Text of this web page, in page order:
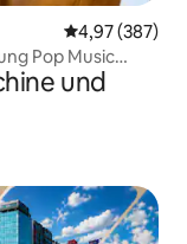
4,97 (387)
Pop Music
Hanshin
Zoni
Market,
und